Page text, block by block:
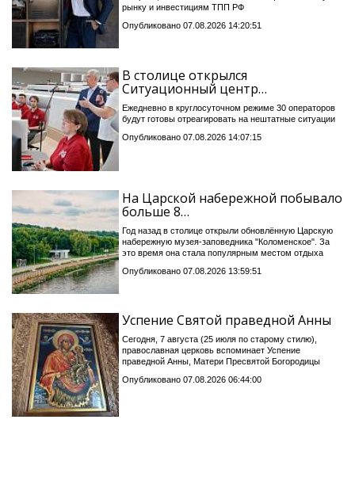
рынку и инвестициям ТПП РФ
Опубликовано 07.08.2026 14:20:51
В столице открылся
Ситуационный центр…
Ежедневно в круглосуточном режиме 30 операторов
будут готовы отреагировать на нештатные ситуации
Опубликовано 07.08.2026 14:07:15
На Царской набережной побывало
больше 8…
Год назад в столице открыли обновлённую Царскую
набережную музея-заповедника "Коломенское". За
это время она стала популярным местом отдыха
Опубликовано 07.08.2026 13:59:51
Успение Святой праведной Анны
Сегодня, 7 августа (25 июля по старому стилю),
православная церковь вспоминает Успение
праведной Анны, Матери Пресвятой Богородицы
Опубликовано 07.08.2026 06:44:00